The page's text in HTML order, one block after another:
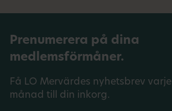
Prenumerera på dina
medlemsförmåner.
Få LO Mervärdes nyhetsbrev varje
månad till din inkorg.